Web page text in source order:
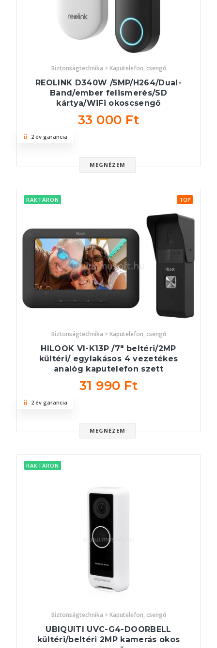
Biztonságtechnika > Kaputelefon, csengő
REOLINK D340W /5MP/H264/Dual-
Band/ember felismerés/SD
kártya/WiFi okoscsengő
33 000 Ft
MEGNÉZEM
2 év garancia
RAKTÁRON TOP
Biztonságtechnika > Kaputelefon, csengő
HILOOK VI-K13P /7" beltéri/2MP
kültéri/ egylakásos 4 vezetékes
analóg kaputelefon szett
31 990 Ft
MEGNÉZEM
2 év garancia
RAKTÁRON
Biztonságtechnika > Kaputelefon, csengő
UBIQUITI UVC-G4-DOORBELL
kültéri/beltéri 2MP kamerás okos